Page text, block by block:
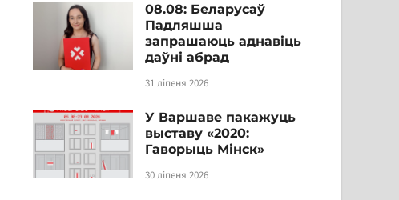
08.08: Беларусаў
Падляшша
запрашаюць аднавіць
даўні абрад
31 ліпеня 2026
У Варшаве пакажуць
выставу «2020:
Гаворыць Мінск»
30 ліпеня 2026